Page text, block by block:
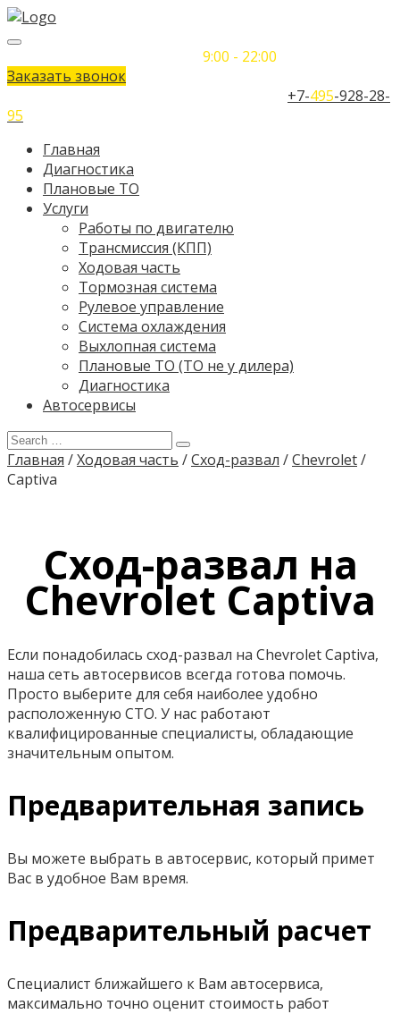
9:00 - 22:00
Заказать звонок
+7-495-928-28-
95
Главная
Диагностика
Плановые ТО
Услуги
Работы по двигателю
Трансмиссия (КПП)
Ходовая часть
Тормозная система
Рулевое управление
Система охлаждения
Выхлопная система
Плановые ТО (ТО не у дилера)
Диагностика
Автосервисы
Главная /Ходовая часть /Сход-развал /Chevrolet/
Captiva
Сход-развал на
Chevrolet Captiva
Если понадобилась сход-развал на Chevrolet Captiva,
наша сеть автосервисов всегда готова помочь.
Просто выберите для себя наиболее удобно
расположенную СТО. У нас работают
квалифицированные специалисты, обладающие
значительным опытом.
Предварительная запись
Вы можете выбрать в автосервис, который примет
Вас в удобное Вам время.
Предварительный расчет
Специалист ближайшего к Вам автосервиса,
максимально точно оценит стоимость работ